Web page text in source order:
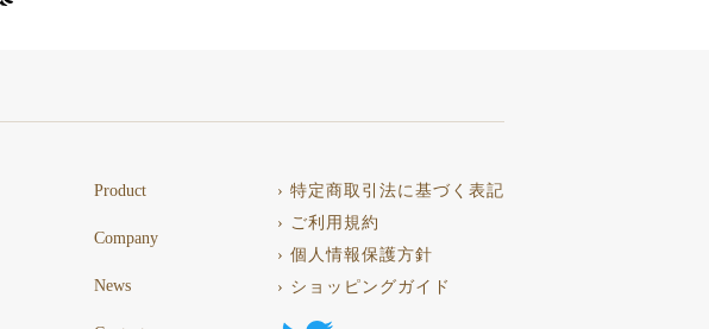
Product
Company
News
› 特定商取引法に基づく表記
› ご利用規約
› 個人情報保護方針
› ショッピングガイド